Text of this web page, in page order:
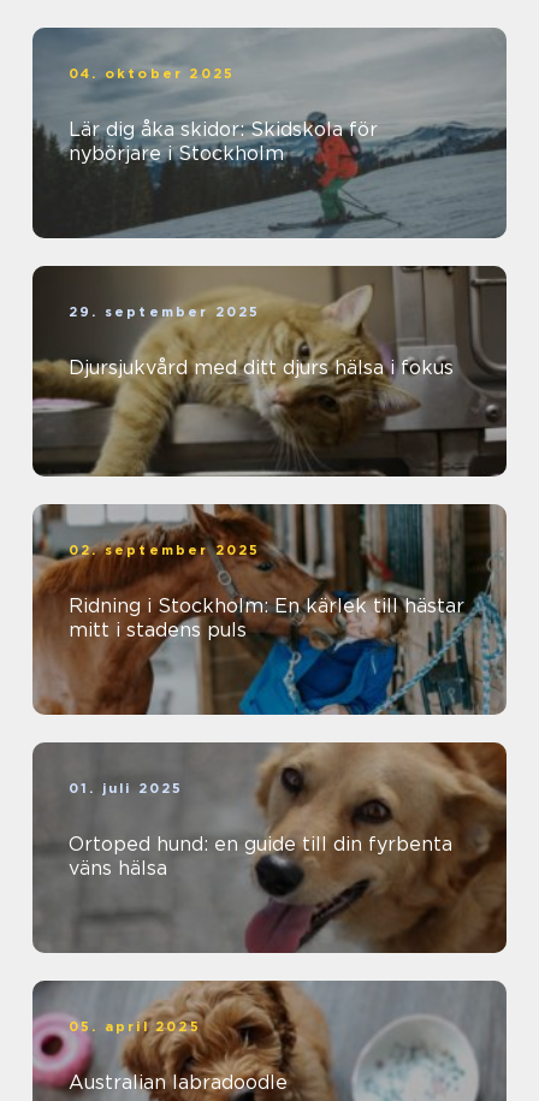
04. oktober 2025
Lär dig åka skidor: Skidskola för
nybörjare i Stockholm
29. september 2025
Djursjukvård med ditt djurs hälsa i fokus
02. september 2025
Ridning i Stockholm: En kärlek till hästar
mitt i stadens puls
01. juli 2025
Ortoped hund: en guide till din fyrbenta
väns hälsa
05. april 2025
Australian labradoodle